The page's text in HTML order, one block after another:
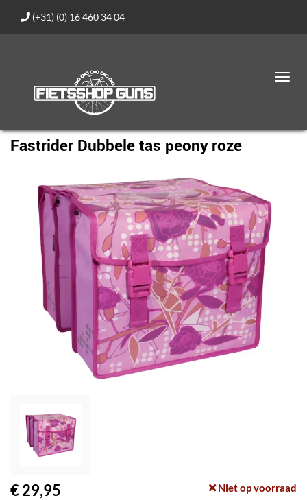
(+31) (0) 16 460 34 04
Fastrider Dubbele tas peony roze
€ 29,95 Niet op voorraad